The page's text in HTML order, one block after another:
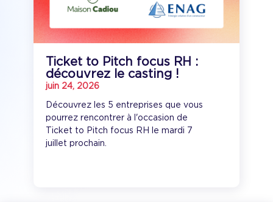
Ticket to Pitch focus RH :
découvrez le casting !
juin 24, 2026
Découvrez les 5 entreprises que vous
pourrez rencontrer à l'occasion de
Ticket to Pitch focus RH le mardi 7
juillet prochain.